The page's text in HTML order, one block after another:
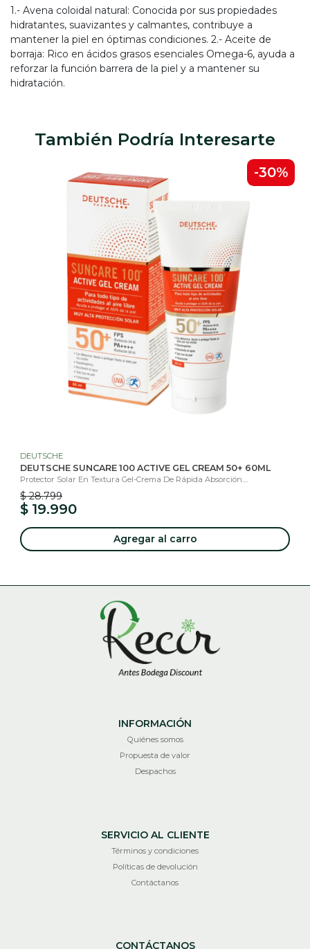
1.- Avena coloidal natural: Conocida por sus propiedades
hidratantes, suavizantes y calmantes, contribuye a
mantener la piel en óptimas condiciones. 2.- Aceite de
borraja: Rico en ácidos grasos esenciales Omega-6, ayuda a
reforzar la función barrera de la piel y a mantener su
hidratación.
También Podría Interesarte
-30%
DEUTSCHE
DEUTSCHE SUNCARE 100 ACTIVE GEL CREAM 50+ 60ML
Protector Solar En Textura Gel-Crema De Rápida Absorción....
$ 28.799
$ 19.990
Agregar al carro
INFORMACIÓN
Quiénes somos
Propuesta de valor
Despachos
SERVICIO AL CLIENTE
Términos y condiciones
Políticas de devolución
Contáctanos
CONTÁCTANOS